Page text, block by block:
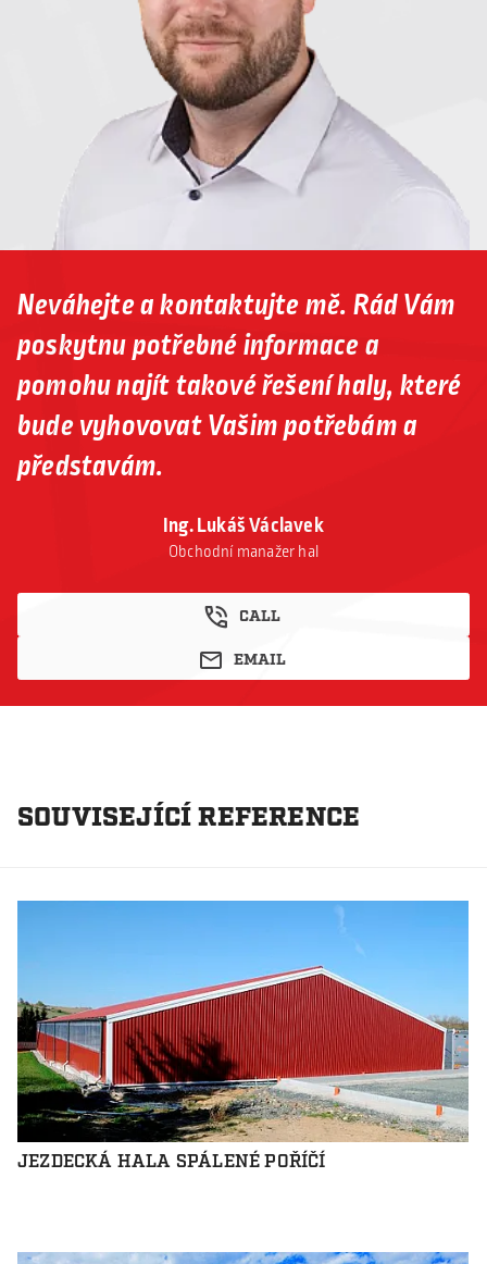
Ing. Lukáš Václavek
Obchodní manažer hal
CALL
EMAIL
Neváhejte a kontaktujte mě. Rád Vám
poskytnu potřebné informace a
pomohu najít takové řešení haly, které
bude vyhovovat Vašim potřebám a
představám.
SOUVISEJÍCÍ REFERENCE
JEZDECKÁ HALA SPÁLENÉ POŘÍČÍ